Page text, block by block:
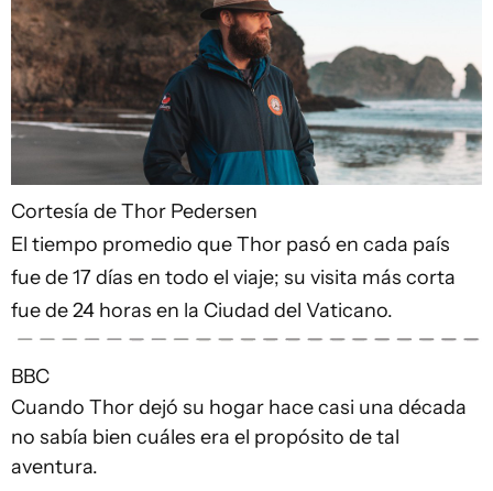
Cortesía de Thor Pedersen
El tiempo promedio que Thor pasó en cada país
fue de 17 días en todo el viaje; su visita más corta
fue de 24 horas en la Ciudad del Vaticano.
BBC
Cuando Thor dejó su hogar hace casi una década
no sabía bien cuáles era el propósito de tal
aventura.